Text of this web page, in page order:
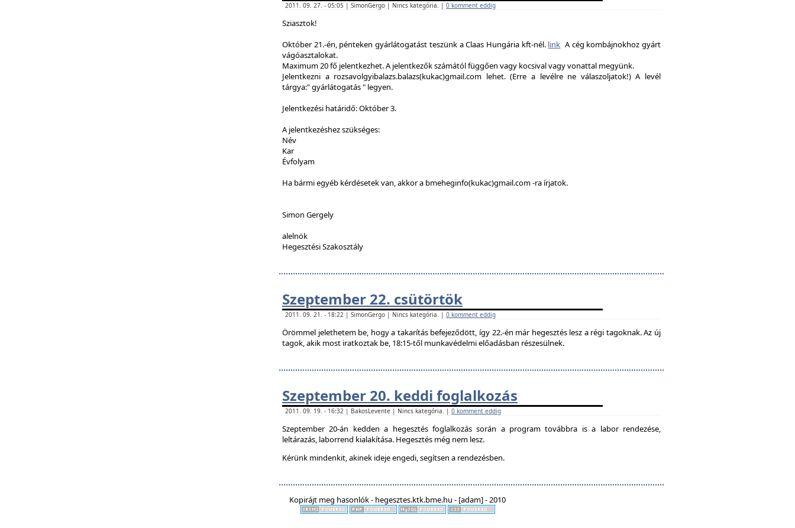
2011. 09. 27. - 05:05 | SimonGergo | Nincs kategória. | 0 komment eddig
Sziasztok!
Október 21.-én, pénteken gyárlátogatást teszünk a Claas Hungária kft-nél. link A cég kombájnokhoz gyárt
vágóasztalokat.
Maximum 20 fő jelentkezhet. A jelentkezők számától függően vagy kocsival vagy vonattal megyünk.
Jelentkezni a rozsavolgyibalazs.balazs(kukac)gmail.com lehet. (Erre a levélre ne válaszoljatok!) A levél
tárgya:" gyárlátogatás " legyen.
Jelentkezési határidő: Október 3.
A jelentkezéshez szükséges:
Név
Kar
Évfolyam
Ha bármi egyéb kérdésetek van, akkor a bmeheginfo(kukac)gmail.com -ra írjatok.
Simon Gergely
alelnök
Hegesztési Szakosztály
Szeptember 22. csütörtök
2011. 09. 21. - 18:22 | SimonGergo | Nincs kategória. | 0 komment eddig
Örömmel jelethetem be, hogy a takarítás befejeződött, így 22.-én már hegesztés lesz a régi tagoknak. Az új
tagok, akik most iratkoztak be, 18:15-től munkavédelmi előadásban részesülnek.
Szeptember 20. keddi foglalkozás
2011. 09. 19. - 16:32 | BakosLevente | Nincs kategória. | 0 komment eddig
Szeptember 20-án kedden a hegesztés foglalkozás során a program továbbra is a labor rendezése,
leltárazás, laborrend kialakítása. Hegesztés még nem lesz.
Kérünk mindenkit, akinek ideje engedi, segítsen a rendezésben.
Kopirájt meg hasonlók - hegesztes.ktk.bme.hu - [adam] - 2010